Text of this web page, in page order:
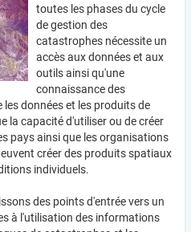
toutes les phases du cycle
de gestion des
catastrophes nécessite un
accès aux données et aux
outils ainsi qu'une
connaissance des
données et les produits de
la capacité d'utiliser ou de créer
pays ainsi que les organisations
créer des produits spatiaux
individuels.
des points d'entrée vers un
à l'utilisation des informations